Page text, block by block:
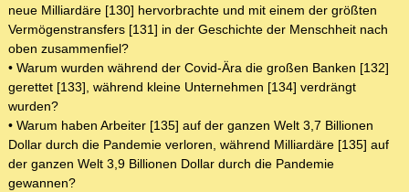
neue Milliardäre [130] hervorbrachte und mit einem der größten
Vermögenstransfers [131] in der Geschichte der Menschheit nach
oben zusammenfiel?
• Warum wurden während der Covid-Ära die großen Banken [132]
gerettet [133], während kleine Unternehmen [134] verdrängt
wurden?
• Warum haben Arbeiter [135] auf der ganzen Welt 3,7 Billionen
Dollar durch die Pandemie verloren, während Milliardäre [135] auf
der ganzen Welt 3,9 Billionen Dollar durch die Pandemie
gewannen?